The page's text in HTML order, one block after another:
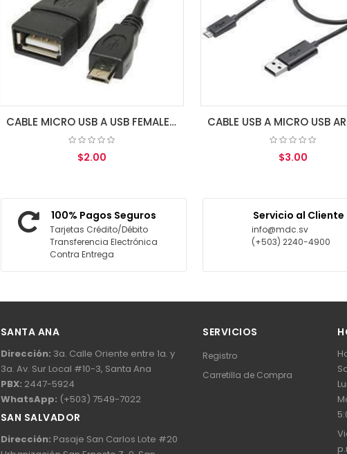
CABLE MICRO USB A USB FEMALE OTG
$2.00 $3.00
100% Pagos Seguros
Tarjetas Crédito/Débito
Transferencia Electrónica
Contra Entrega
Servicio al Cliente
info@mdc.sv
(+503) 2240-4900
SANTA ANA
Dirección: 3a. Calle Oriente entre 1a. y
3a. Av. Sur Local #10-3, Santa Ana
PBX: 2447-5924
WhatsApp: (+503) 7549-7022
SAN SALVADOR
Dirección: Pasaje San Carlos Lote #20
SERVICIOS
Registro
Carretilla de Compra